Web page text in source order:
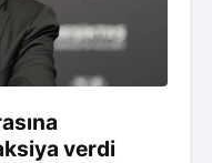
verdi